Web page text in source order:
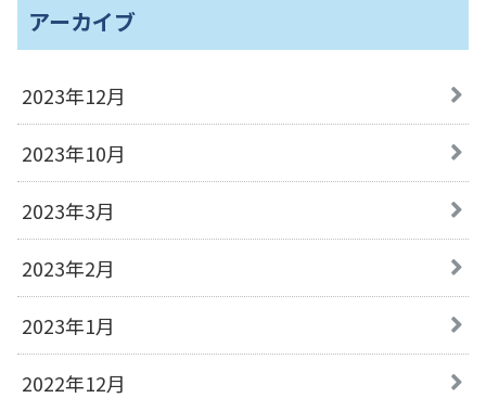
アーカイブ
2023年12月
2023年10月
2023年3月
2023年2月
2023年1月
2022年12月